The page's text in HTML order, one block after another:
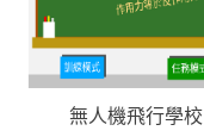
無人機飛行學校